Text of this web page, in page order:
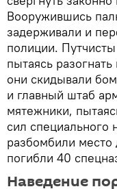
Вооружившись
задерживали и
полиции.
пытаясь
они скидывали
и главный штаб
мятежники,
сил специального
разбомбили
погибли 40
Наведение